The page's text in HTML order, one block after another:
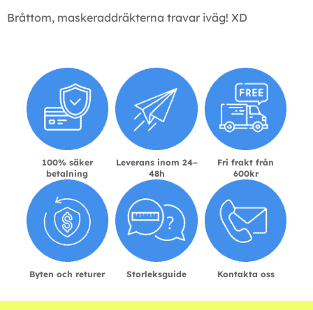
Bråttom, maskeraddräkterna travar iväg! XD
100% säker
betalning
Leverans inom 24–
48h
Fri frakt från
600kr
Byten och returer Storleksguide Kontakta oss